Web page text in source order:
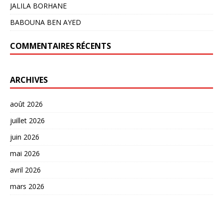
JALILA BORHANE
BABOUNA BEN AYED
COMMENTAIRES RÉCENTS
ARCHIVES
août 2026
juillet 2026
juin 2026
mai 2026
avril 2026
mars 2026